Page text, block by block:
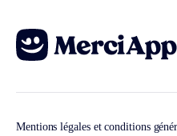
Mentions légales et conditions